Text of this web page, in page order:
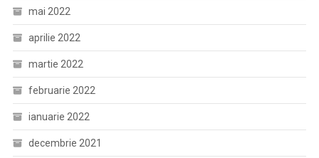
mai 2022
aprilie 2022
martie 2022
februarie 2022
ianuarie 2022
decembrie 2021